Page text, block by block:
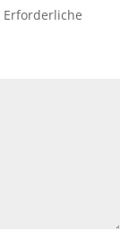
Erforderliche